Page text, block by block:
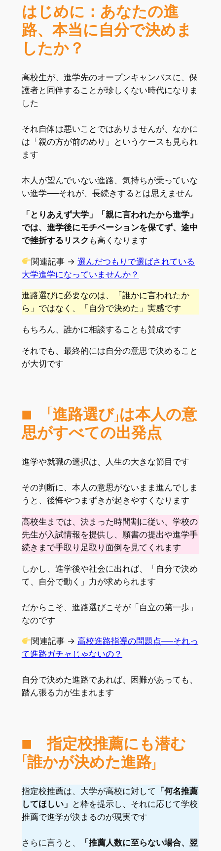
はじめに：あなたの進
路、本当に自分で決めま
したか？
高校生が、進学先のオープンキャンパスに、保
護者と同伴することが珍しくない時代になりま
した
それ自体は悪いことではありませんが、なかに
は「親の方が前のめり」というケースも見られ
ます
本人が望んでいない進路、気持ちが乗っていな
い進学──それが、長続きするとは思えません
「とりあえず大学」「親に言われたから進学」
では、進学後にモチベーションを保てず、途中
で挫折するリスク も高くなります
関連記事 → 選んだつもりで選ばされている
大学進学になっていませんか？
進路選びに必要なのは、「誰かに言われたか
ら」ではなく、「自分で決めた」実感です
もちろん、誰かに相談することも賛成です
それでも、最終的には自分の意思で決めること
が大切です
■ 「進路選び」は本人の意
思がすべての出発点
進学や就職の選択は、人生の大きな節目です
その判断に、本人の意思がないまま進んでしま
うと、後悔やつまずきが起きやすくなります
高校生までは、決まった時間割に従い、学校の
先生が入試情報を提供し、願書の提出や進学手
続きまで手取り足取り面倒を見てくれます
しかし、進学後や社会に出れば、「自分で決め
て、自分で動く」力が求められます
だからこそ、進路選びこそが「自立の第一歩」
なのです
関連記事 → 高校進路指導の問題点──それっ
て進路ガチャじゃないの？
自分で決めた進路であれば、困難があっても、
踏ん張る力が生まれます
■ 指定校推薦にも潜む
「誰かが決めた進路」
指定校推薦は、大学が高校に対して 「何名推薦
してほしい」 と枠を提示し、それに応じて学校
推薦で進学が決まるのが現実です
さらに言うと、
「推薦人数に至らない場合、翌